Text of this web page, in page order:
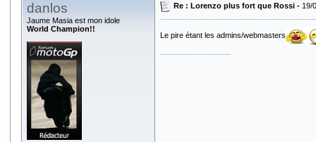
danlos
Jaume Masia est mon idole
World Champion!!
Re : Lorenzo plus fort que Rossi - 19/
Le pire étant les admins/webmasters